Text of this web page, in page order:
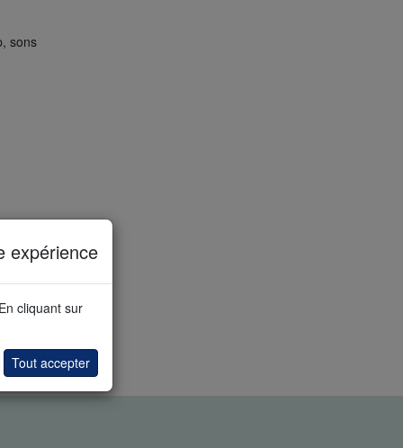
sons
expérience
cliquant sur
Tout accepter